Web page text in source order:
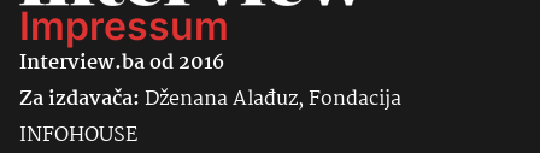
Impressum
Interview.ba od 2016
Za izdavača:Dženana Alađuz, Fondacija
INFOHOUSE